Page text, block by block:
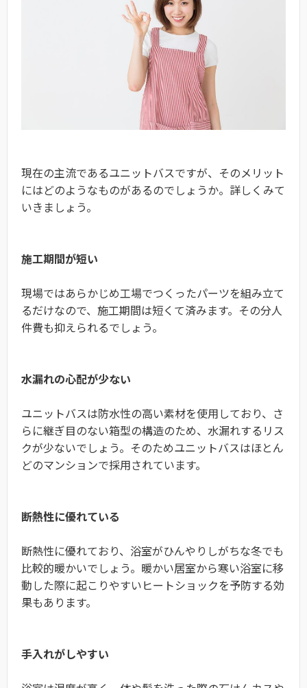
現在の主流であるユニットバスですが、そのメリット
にはどのようなものがあるのでしょうか。詳しくみて
いきましょう。
施工期間が短い
現場ではあらかじめ工場でつくったパーツを組み立て
るだけなので、施工期間は短くて済みます。その分人
件費も抑えられるでしょう。
水漏れの心配が少ない
ユニットバスは防水性の高い素材を使用しており、さ
らに継ぎ目のない箱型の構造のため、水漏れするリス
クが少ないでしょう。そのためユニットバスはほとん
どのマンションで採用されています。
断熱性に優れている
断熱性に優れており、浴室がひんやりしがちな冬でも
比較的暖かいでしょう。暖かい居室から寒い浴室に移
動した際に起こりやすいヒートショックを予防する効
果もあります。
手入れがしやすい